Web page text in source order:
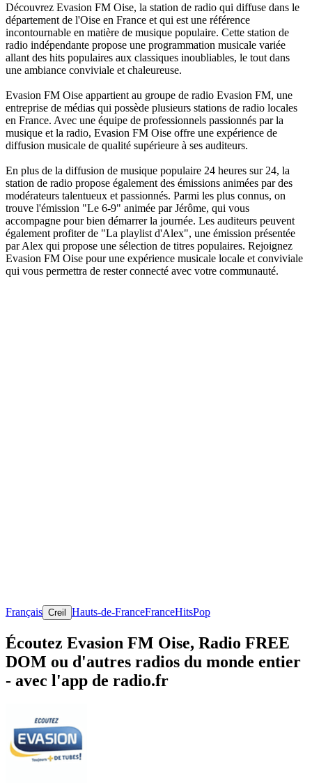
Découvrez Evasion FM Oise, la station de radio qui diffuse dans le
département de l'Oise en France et qui est une référence
incontournable en matière de musique populaire. Cette station de
radio indépendante propose une programmation musicale variée
allant des hits populaires aux classiques inoubliables, le tout dans
une ambiance conviviale et chaleureuse.
Evasion FM Oise appartient au groupe de radio Evasion FM, une
entreprise de médias qui possède plusieurs stations de radio locales
en France. Avec une équipe de professionnels passionnés par la
musique et la radio, Evasion FM Oise offre une expérience de
diffusion musicale de qualité supérieure à ses auditeurs.
En plus de la diffusion de musique populaire 24 heures sur 24, la
station de radio propose également des émissions animées par des
modérateurs talentueux et passionnés. Parmi les plus connus, on
trouve l'émission "Le 6-9" animée par Jérôme, qui vous
accompagne pour bien démarrer la journée. Les auditeurs peuvent
également profiter de "La playlist d'Alex", une émission présentée
par Alex qui propose une sélection de titres populaires. Rejoignez
Evasion FM Oise pour une expérience musicale locale et conviviale
qui vous permettra de rester connecté avec votre communauté.
Français Creil Hauts-de-FranceFranceHitsPop
Écoutez Evasion FM Oise, Radio FREE
DOM ou d'autres radios du monde entier
- avec l'app de radio.fr